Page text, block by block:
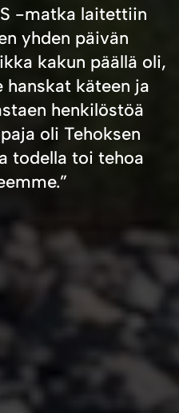
-matka laitettiin
yhden päivän
kakun päällä oli,
käteen ja
henkilöstöä
oli Tehoksen
todella toi tehoa